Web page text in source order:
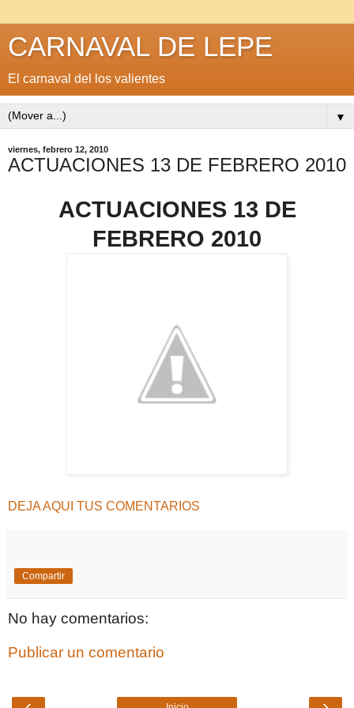
CARNAVAL DE LEPE
El carnaval del los valientes
▼
viernes, febrero 12, 2010
ACTUACIONES 13 DE FEBRERO 2010
ACTUACIONES 13 DE
FEBRERO 2010
DEJA AQUI TUS COMENTARIOS
Compartir
No hay comentarios:
Publicar un comentario